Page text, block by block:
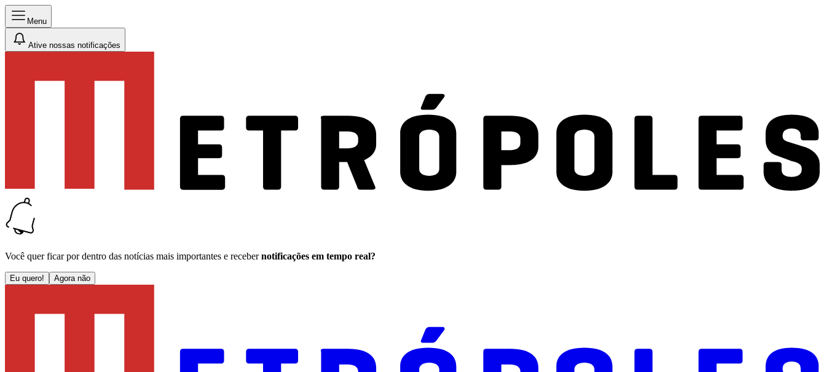
Menu
Ative nossas notificações
Você quer ficar por dentro das notícias mais importantes e receber notificações em tempo real?
Eu quero! Agora não